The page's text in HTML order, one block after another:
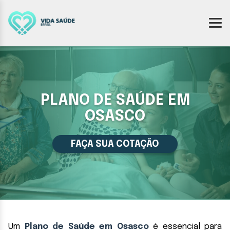
PLANO DE SAÚDE EM
OSASCO
FAÇA SUA COTAÇÃO
Um Plano de Saúde em Osascoé essencial para